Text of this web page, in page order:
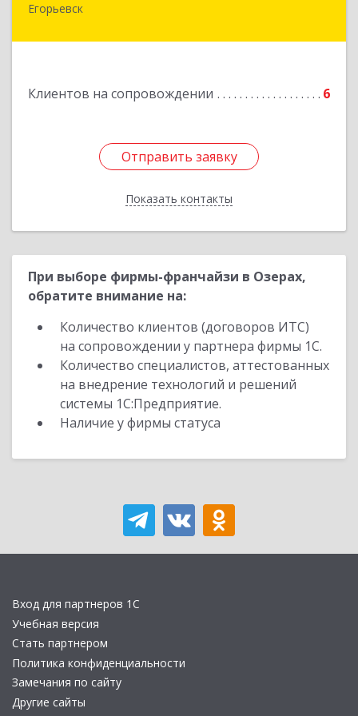
Егорьевск
Клиентов на сопровождении 6
Отправить заявку
Показать контакты
Отправить заявку
Назад
При выборе фирмы-франчайзи в Озерах,
обратите внимание на:
Количество клиентов (договоров ИТС)
на сопровождении у партнера фирмы 1С.
Количество специалистов, аттестованных
на внедрение технологий и решений
системы 1С:Предприятие.
Наличие у фирмы статуса
Вход для партнеров 1С
Учебная версия
Стать партнером
Политика конфиденциальности
Замечания по сайту
Другие сайты